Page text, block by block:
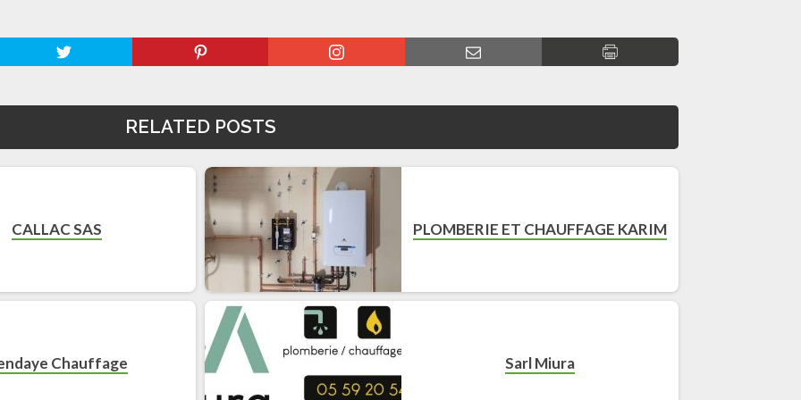
RELATED POSTS
CALLAC SAS PLOMBERIE ET CHAUFFAGE KARIM
Chauffage Sarl Miura